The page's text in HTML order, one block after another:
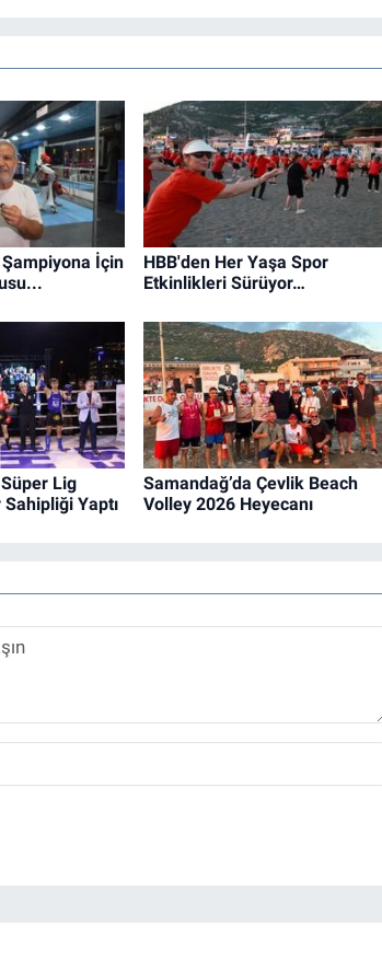
İçin
HBB'den Her Yaşa Spor
Etkinlikleri Sürüyor…
Lig
Sahipliği Yaptı
Samandağ’da Çevlik Beach
Volley 2026 Heyecanı